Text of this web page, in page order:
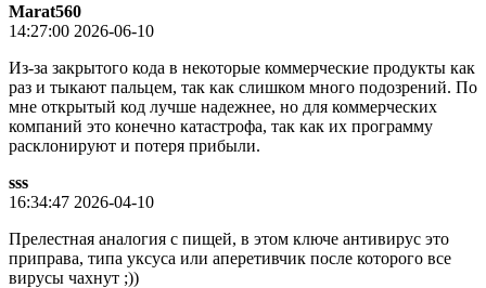
Marat560
14:27:00 2026-06-10
Из-за закрытого кода в некоторые коммерческие продукты как
раз и тыкают пальцем, так как слишком много подозрений. По
мне открытый код лучше надежнее, но для коммерческих
компаний это конечно катастрофа, так как их программу
расклонируют и потеря прибыли.
sss
16:34:47 2026-04-10
Прелестная аналогия с пищей, в этом ключе антивирус это
приправа, типа уксуса или аперетивчик после которого все
вирусы чахнут ;))